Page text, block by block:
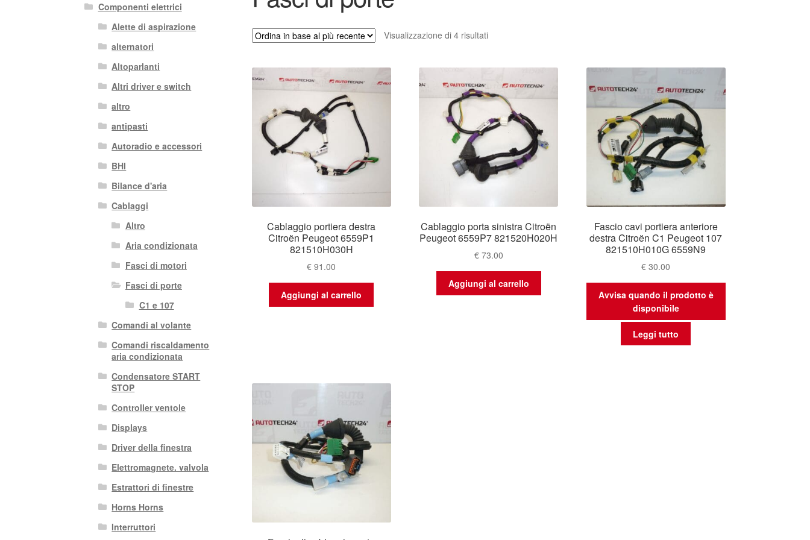
Visualizzazione di 4 risultatiOrdina
più
recente
Cablaggio portiera destra
Citroën Peugeot 6559P1
821510H030H
€ 91.00
Aggiungi al carrello
Cablaggio porta sinistra Citroën
Peugeot 6559P7 821520H020H
€73.00
Aggiungi al carrello
Fascio cavi portiera anteriore
destra Citroën C1 Peugeot 107
821510H010G 6559N9
€ 30.00
Avvisa quando il prodotto è
disponibile
Leggi tutto
Componenti elettrici
Alette di aspirazione
alternatori
Altoparlanti
Altri driver e switch
altro
antipasti
Autoradio e accessori
BHI
Bilance d'aria
Cablaggi
Altro
Aria condizionata
Fasci di motori
Fasci di porte
C1 e 107
Comandi al volante
Comandi riscaldamento
aria condizionata
Condensatore START
STOP
Controller ventole
Displays
Driver della finestra
Elettromagnete. valvola
Estrattori di finestre
Horns Horns
Interruttori